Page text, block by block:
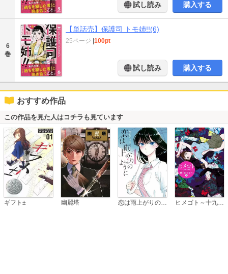
試し読み 購入する
6
巻
【単話売】保護司 トモ姉!!(6)
25ページ 100pt
試し読み 購入する
おすすめ作品
この作品を見た人はコチラも見ています
ギフト± 幽麗塔 恋は雨上がりのように ヒメゴト～十九歳の制服～